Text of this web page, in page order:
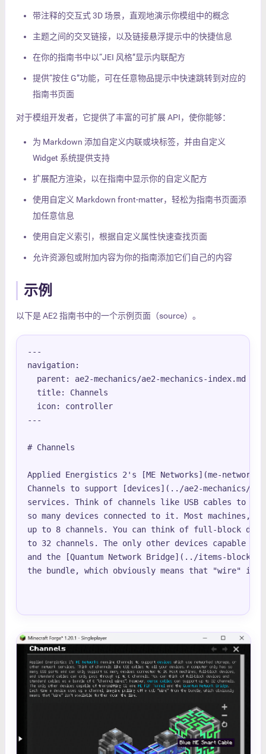
带注释的交互式 3D 场景，直观地演示你模组中的概念
主题之间的交叉链接，以及链接悬浮提示中的快捷信息
在你的指南书中以“JEI 风格”显示内联配方
提供“按住 G”功能，可在任意物品提示中快速跳转到对应的
指南书页面
对于模组开发者，它提供了丰富的可扩展 API，使你能够：
为 Markdown 添加自定义内联或块标签，并由自定义
Widget 系统提供支持
扩展配方渲染，以在指南中显示你的自定义配方
使用自定义 Markdown front-matter，轻松为指南书页面添
加任意信息
使用自定义索引，根据自定义属性快速查找页面
允许资源包或附加内容为你的指南添加它们自己的内容
示例
以下是 AE2 指南书中的一个示例页面（source）。
---
navigation:
  parent: ae2-mechanics/ae2-mechanics-index.md
  title: Channels
  icon: controller
---
# Channels
Applied Energistics 2's [ME Networks](me-network-
Channels to support [devices](../ae2-mechanics/
services. Think of channels like USB cables to all
so many devices connected to it. Most machines,
up to 8 channels. You can think of full-block
to 32 channels. The only other devices capable
and the [Quantum Network Bridge](../items-
the bundle, which obviously means that "wire"